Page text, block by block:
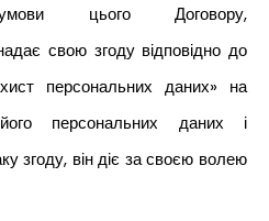
цього Договору,
свою згоду відповідно до
персональних даних» на
персональних даних і
згоду, він діє за своєю волею